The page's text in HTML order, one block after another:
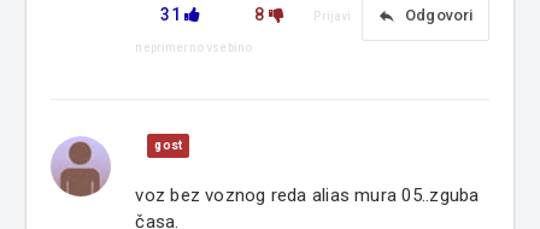
31 8 reply Odgovori
Prijavi
neprimerno vsebino
gost
voz bez voznog reda alias mura 05..zguba
časa.